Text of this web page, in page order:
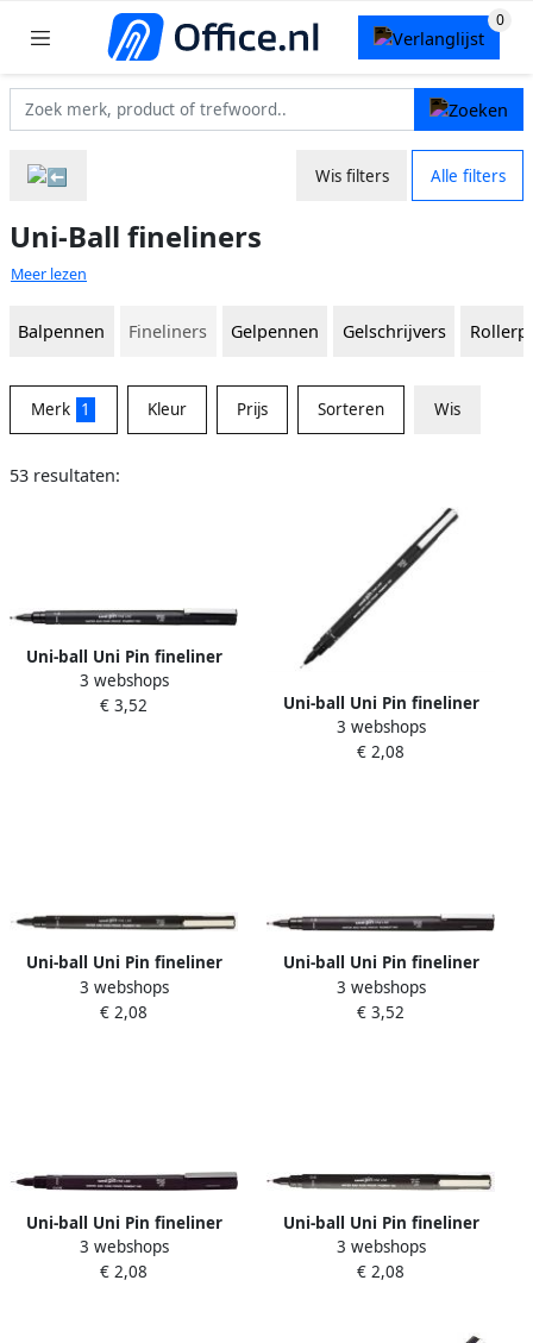
Wis filters Alle filters
Uni-Ball fineliners
Meer lezen
Balpennen Fineliners Gelpennen Gelschrijvers
Merk 1 Kleur Prijs Sorteren Wis
53 resultaten:
Uni-ball Uni Pin fineliner
ronde punt 1 2 mm zwart
3 webshops
€ 3,52
Uni-ball Uni Pin fineliner
ronde punt 0 3 mm zwart
3 webshops
€ 2,08
Uni-ball Uni Pin fineliner
ronde punt 0 1 mm zwart
3 webshops
€ 2,08
Uni-ball Uni Pin fineliner
ronde punt 1 0 mm zwart
3 webshops
€ 3,52
Uni-ball Uni Pin fineliner
ronde punt 0 05 mm zwart
3 webshops
€ 2,08
Uni-ball Uni Pin fineliner
ronde punt 0 8 mm zwart
3 webshops
€ 2,08